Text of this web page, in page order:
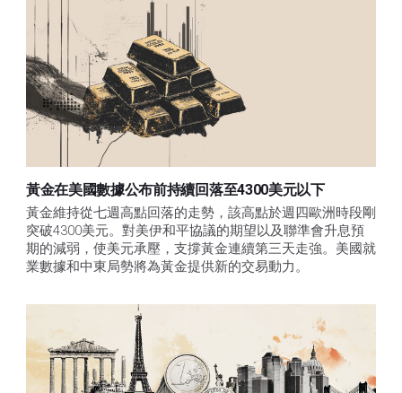
黃金在美國數據公布前持續回落至4300美元以下
黃金維持從七週高點回落的走勢，該高點於週四歐洲時段剛
突破4300美元。對美伊和平協議的期望以及聯準會升息預
期的減弱，使美元承壓，支撐黃金連續第三天走強。美國就
業數據和中東局勢將為黃金提供新的交易動力。